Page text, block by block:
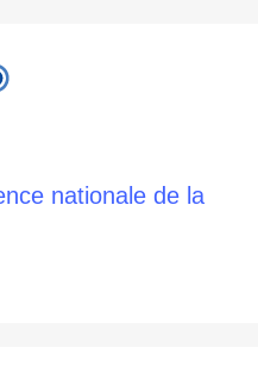
nationale de la